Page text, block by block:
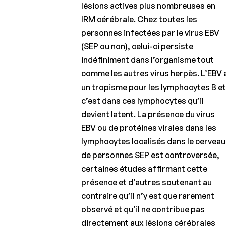
Les traitements
immunomodulateurs
des formes
rémittentes
Effets secondaires
des traitements
immunomodulateurs
Les traitements
immunomodulateurs
des formes
progressives
lésions actives plus nombreuses en
IRM cérébrale. Chez toutes les
personnes infectées par le virus EBV
(SEP ou non), celui-ci persiste
indéfiniment dans l’organisme tout
comme les autres virus herpès. L’EBV
un tropisme pour les lymphocytes B et
c’est dans ces lymphocytes qu’il
devient latent. La présence du virus
EBV ou de protéines virales dans les
lymphocytes localisés dans le cerveau
de personnes SEP est controversée,
certaines études affirmant cette
présence et d’autres soutenant au
contraire qu’il n’y est que rarement
observé et qu’il ne contribue pas
directement aux lésions cérébrales